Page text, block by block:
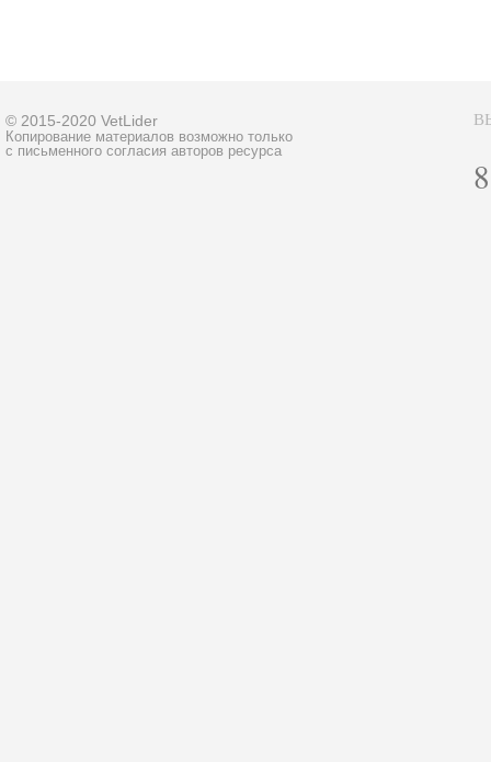
© 2015-2020 VetLider
Копирование материалов возможно только
с письменного согласия авторов ресурса